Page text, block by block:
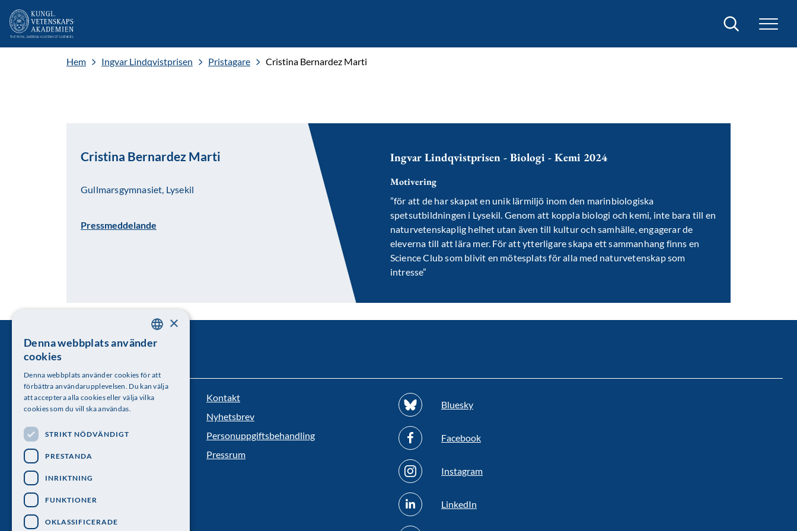
Sök
Hem Ingvar Lindqvistprisen Pristagare Cristina Bernardez Marti
Cristina Bernardez Marti
Gullmarsgymnasiet, Lysekil
Ingvar Lindqvistprisen - Biologi - Kemi 2024
Motivering
”för att de har skapat en unik lärmiljö inom den marinbiologiska
spetsutbildningen i Lysekil. Genom att koppla biologi och kemi, inte bara till en
naturvetenskaplig helhet utan även till kultur och samhälle, engagerar de
eleverna till att lära mer. För att ytterligare skapa ett sammanhang finns en
Science Club som blivit en mötesplats för alla med naturvetenskap som
intresse”
Pressmeddelande
Kungl. Vetenskapsakademien
Telefon: 08-673 95 00
Kontakt
Nyhetsbrev
Personuppgiftsbehandling
Pressrum
Bluesky
Facebook
Instagram
LinkedIn
SWEDISH
×
Denna webbplats använder
cookies
Denna webbplats använder cookies för att
förbättra användarupplevelsen. Du kan välja
att acceptera alla cookies eller välja vilka
cookies som du vill ska användas.
STRIKT NÖDVÄNDIGT
PRESTANDA
INRIKTNING
FUNKTIONER
OKLASSIFICERADE